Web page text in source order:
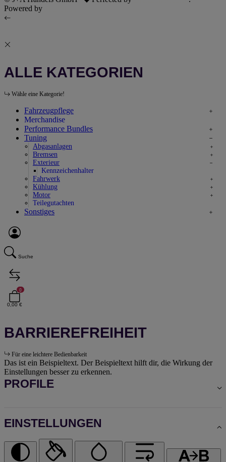
Powered by
ALLE KATEGORIEN
Wähle eine Kategorie!
Fahrzeugpflege
Merchandise
Performance Bundles
Tuning
Abgasanlagen
Bremsen
Exterieur
Kennzeichenhalter
Fahrwerk
Kühlung
Motor
Teilegutachten
Sonstiges
Suche
0
0,00 €
BARRIEREFREIHEIT
Für eine leichtere Bedienbarkeit
Das ist ein Beispieltext. Der Beispieltext hilft dir, die Wirkung der
Einstellungen besser zu erkennen.
PROFILE
EINSTELLUNGEN